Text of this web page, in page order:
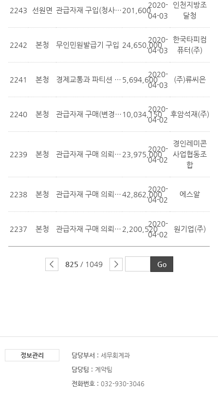
2243 선원면 관급자재 구입(청사 1층 리모델링 공사)201,600
2020-
04-03
인천지방조
달청
2242 본청 무인민원발급기 구입 24,650,000
2020-
04-03
한국타피컴
퓨터(주)
2241 본청 경제교통과 파티션 구입 5,694,600
2020-
04-03
(주)류씨은
2240 본청 관급자재 구매(변경) 의뢰[장화2리 보행... 10,034,150
2020-
04-02
후암석재(주)
2239 본청 관급자재 구매 의뢰[장화2리 보행환경 ... 23,975,000
2020-
04-02
경인레미콘
사업협동조
합
2238 본청 관급자재 구매 의뢰[장화2리 보행환경 ...42,862,000
2020-
04-02
에스알
2237 본청 관급자재 구매 의뢰[장화2리 보행환경 ... 2,200,520
2020-
04-02
원기업(주)
825 / 1049
정보관리 담당부서 : 세무회계과
담당팀 : 계약팀
전화번호 : 032-930-3046